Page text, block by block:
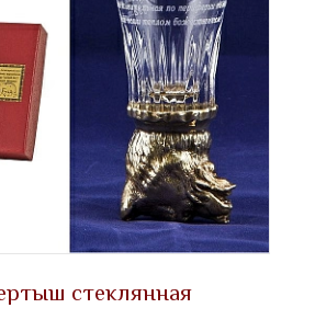
стеклянная